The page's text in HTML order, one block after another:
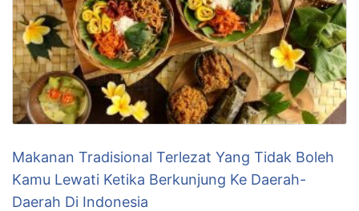
Makanan Tradisional Terlezat Yang Tidak Boleh
Kamu Lewati Ketika Berkunjung Ke Daerah-
Daerah Di Indonesia